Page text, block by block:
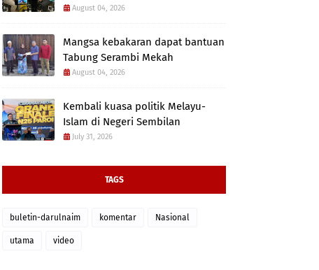
August 04, 2026
Mangsa kebakaran dapat bantuan
Tabung Serambi Mekah
August 04, 2026
Kembali kuasa politik Melayu-
Islam di Negeri Sembilan
July 31, 2026
TAGS
buletin-darulnaim komentar Nasional
utama video